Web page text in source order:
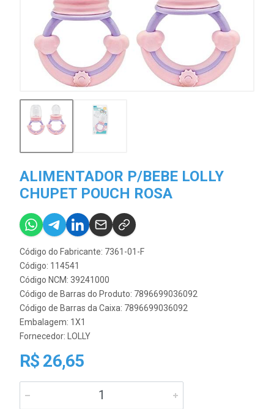
ALIMENTADOR P/BEBE LOLLY
CHUPET POUCH ROSA
Código do Fabricante: 7361-01-F
Código: 114541
Código NCM: 39241000
Código de Barras do Produto: 7896699036092
Código de Barras da Caixa: 7896699036092
Embalagem: 1X1
Fornecedor: LOLLY
R$ 26,65